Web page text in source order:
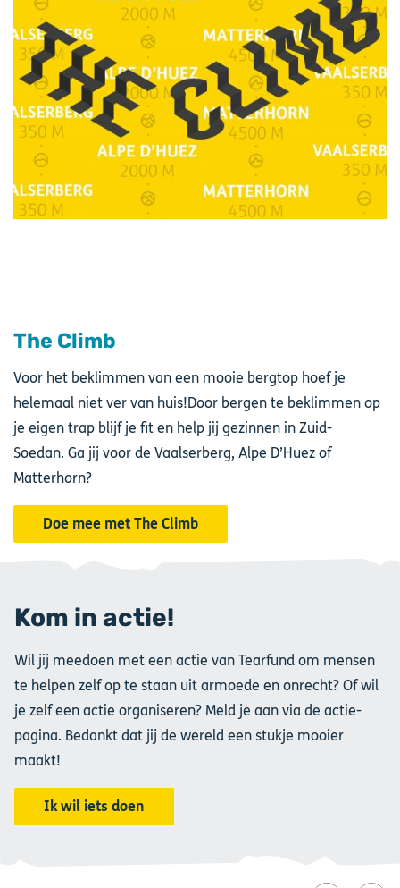
The Climb
Voor het beklimmen van een mooie bergtop hoef je
helemaal niet ver van huis!Door bergen te beklimmen op
je eigen trap blijf je fit en help jij gezinnen in Zuid-
Soedan. Ga jij voor de Vaalserberg, Alpe D’Huez of
Matterhorn?
Doe mee met The Climb
Kom in actie!
Wil jij meedoen met een actie van Tearfund om mensen
te helpen zelf op te staan uit armoede en onrecht? Of wil
je zelf een actie organiseren? Meld je aan via de actie-
pagina. Bedankt dat jij de wereld een stukje mooier
maakt!
Ik wil iets doen